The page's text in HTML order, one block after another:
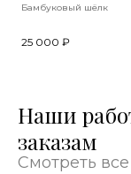
Бамбуковый шёлк
25 000 ₽
Наши
заказам
Смотреть все